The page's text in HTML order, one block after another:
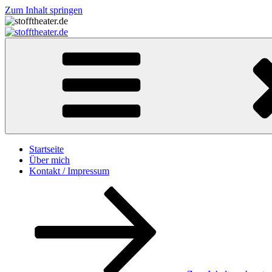
Zum Inhalt springen
stofftheater.de
Startseite
Über mich
Kontakt / Impressum